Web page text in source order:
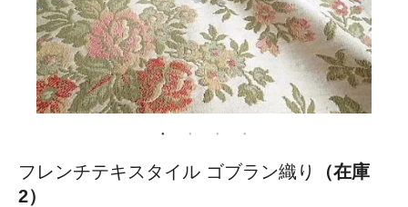
フレンチテキスタイル ゴブラン織り
（在庫
2）